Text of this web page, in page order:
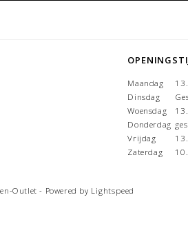
Maandag
Dinsdag
Woensdag
Donderdag
Vrijdag
Zaterdag
Outlet - Powered by Lightspeed